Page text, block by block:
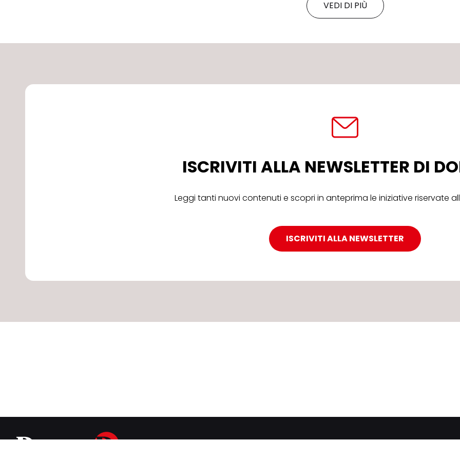
VEDI DI PIÙ
ISCRIVITI ALLA NEWSLETTER DI
Leggi tanti nuovi contenuti e scopri in anteprima le iniziative riservate
ISCRIVITI ALLA NEWSLETTER